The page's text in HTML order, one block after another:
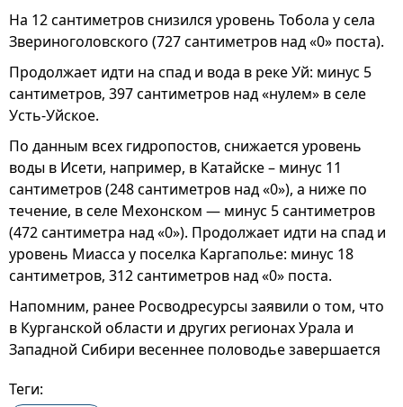
На 12 сантиметров снизился уровень Тобола у села
Звериноголовского (727 сантиметров над «0» поста).
Продолжает идти на спад и вода в реке Уй: минус 5
сантиметров, 397 сантиметров над «нулем» в селе
Усть-Уйское.
По данным всех гидропостов, снижается уровень
воды в Исети, например, в Катайске – минус 11
сантиметров (248 сантиметров над «0»), а ниже по
течение, в селе Мехонском — минус 5 сантиметров
(472 сантиметра над «0»). Продолжает идти на спад и
уровень Миасса у поселка Каргаполье: минус 18
сантиметров, 312 сантиметров над «0» поста.
Напомним, ранее Росводресурсы заявили о том, что
в Курганской области и других регионах Урала и
Западной Сибири весеннее половодье завершается
Теги: